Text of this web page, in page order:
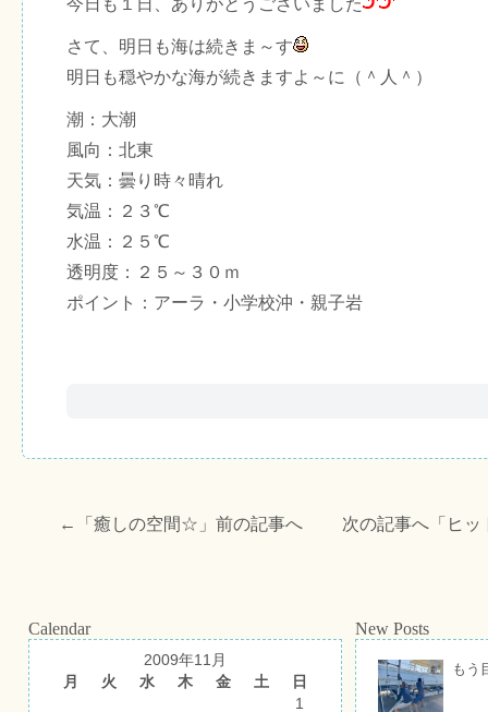
今日も１日、ありがとうございました
さて、明日も海は続きま～す
明日も穏やかな海が続きますよ～に（＾人＾）
潮：大潮
風向：北東
天気：曇り時々晴れ
気温：２３℃
水温：２５℃
透明度：２５～３０ｍ
ポイント：アーラ・小学校沖・親子岩
←「 癒しの空間☆ 」前の記事へ 次の記事へ「 ヒッ
Calendar
2009年11月
月
火 水 木 金 土
日
1
New Posts
もう